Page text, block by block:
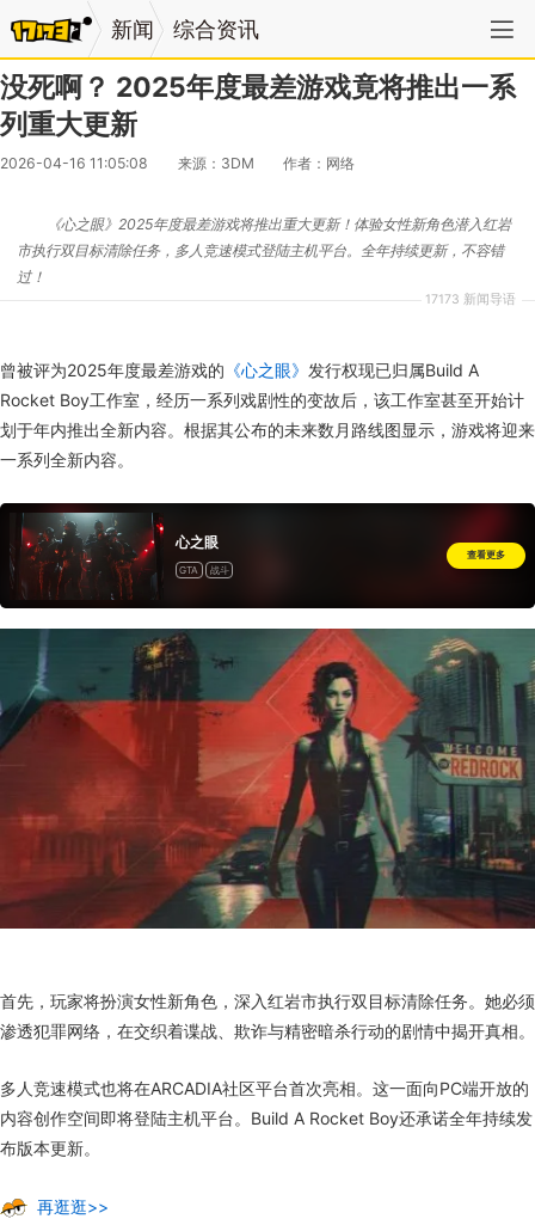
新闻 综合资讯
没死啊？ 2025年度最差游戏竟将推出一系
列重大更新
2026-04-16 11:05:08 来源：3DM 作者：网络
17173 新闻导语
《心之眼》2025年度最差游戏将推出重大更新！体验女性新角色潜入红岩
市执行双目标清除任务，多人竞速模式登陆主机平台。全年持续更新，不容错
过！
曾被评为2025年度最差游戏的 《心之眼》 发行权现已归属Build A
Rocket Boy工作室，经历一系列戏剧性的变故后，该工作室甚至开始计
划于年内推出全新内容。根据其公布的未来数月路线图显示，游戏将迎来
一系列全新内容。
心之眼
GTA 战斗
查看更多
首先，玩家将扮演女性新角色，深入红岩市执行双目标清除任务。她必须
渗透犯罪网络，在交织着谍战、欺诈与精密暗杀行动的剧情中揭开真相。
多人竞速模式也将在ARCADIA社区平台首次亮相。这一面向PC端开放的
内容创作空间即将登陆主机平台。Build A Rocket Boy还承诺全年持续发
布版本更新。
再逛逛>>